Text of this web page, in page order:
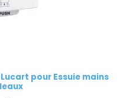
pour Essuie mains